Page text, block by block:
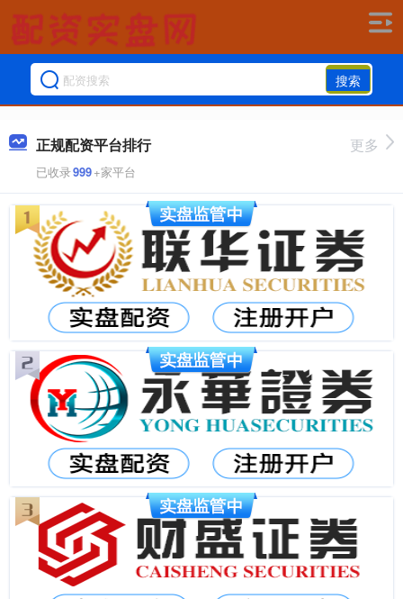
搜索
正规配资平台排行
已收录999+家平台
更多